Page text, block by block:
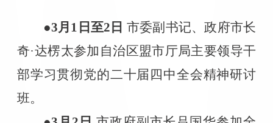
●3 月 1 日至2 日 市委副书记、政府市长
奇·达楞太参加自治区盟市厅局主要领导干
部学习贯彻党的二十届四中全会精神研讨
班。